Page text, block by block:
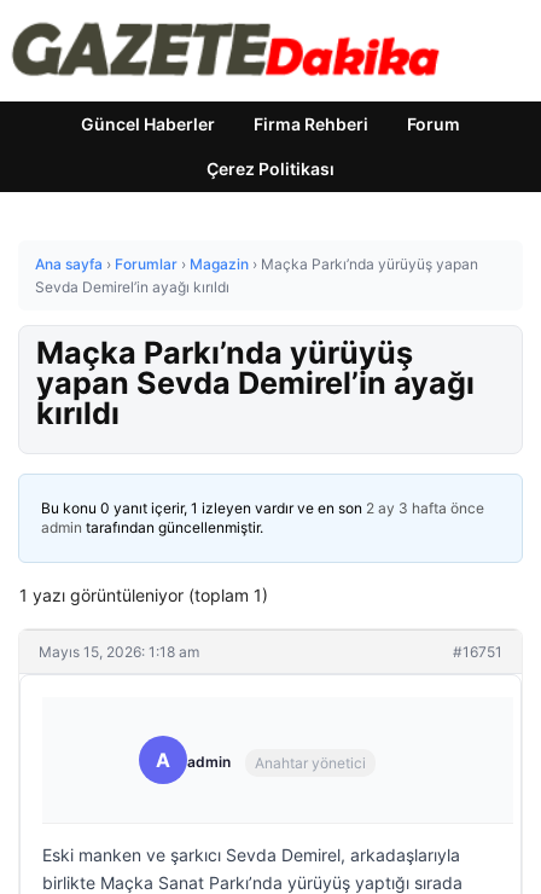
Güncel Haberler Firma Rehberi Forum
Çerez Politikası
Ana sayfa › Forumlar › Magazin › Maçka Parkı’nda yürüyüş yapan
Sevda Demirel’in ayağı kırıldı
Maçka Parkı’nda yürüyüş
yapan Sevda Demirel’in ayağı
kırıldı
Bu konu 0 yanıt içerir, 1 izleyen vardır ve en son 2 ay 3 hafta önce
admin tarafından güncellenmiştir.
1 yazı görüntüleniyor (toplam 1)
Mayıs 15, 2026: 1:18 am #16751
A admin Anahtar yönetici
Eski manken ve şarkıcı Sevda Demirel, arkadaşlarıyla
birlikte Maçka Sanat Parkı’nda yürüyüş yaptığı sırada